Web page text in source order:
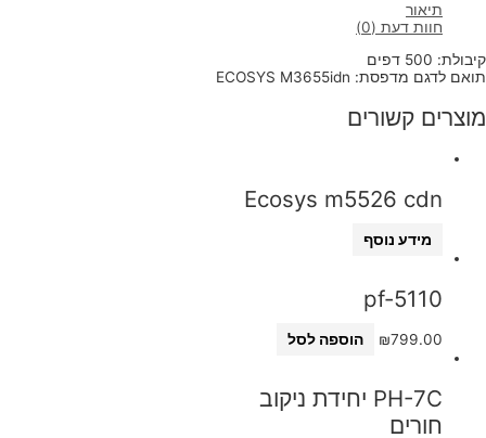
תיאור
חוות דעת (0)
קיבולת: 500 דפים
תואם לדגם מדפסת: ECOSYS M3655idn
מוצרים קשורים
Ecosys m5526 cdn
מידע נוסף
pf-5110
₪799.00 הוספה לסל
PH-7C יחידת ניקוב
חורים